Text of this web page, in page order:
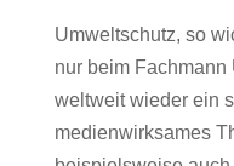
Umweltschutz, so
nur beim Fachmann
weltweit wieder ein
medienwirksames